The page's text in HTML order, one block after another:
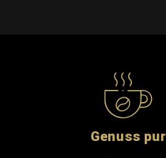
Genuss pur